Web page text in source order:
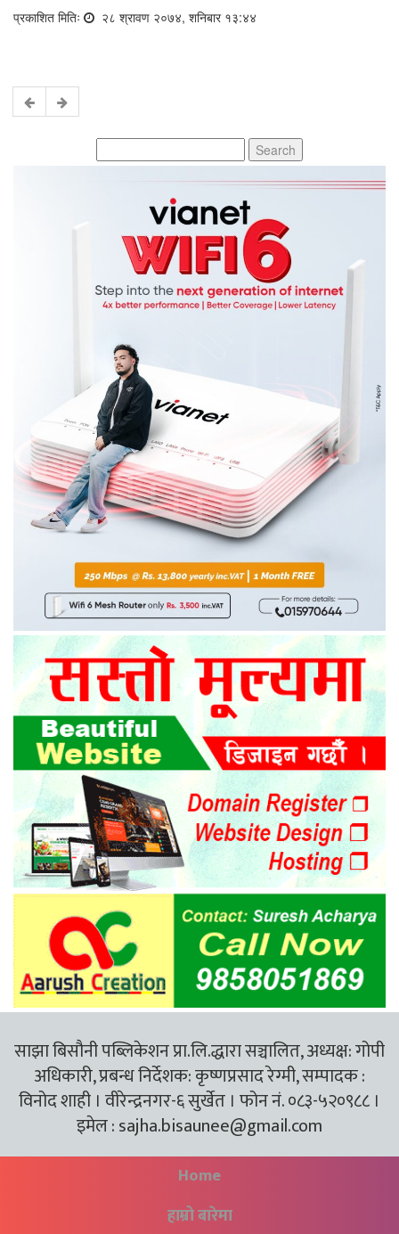
प्रकाशित मितिः २८ श्रावण २०७४, शनिबार १३:४४
for:
साझा बिसौनी पब्लिकेशन प्रा.लि.द्धारा सञ्चालित, अध्यक्ष: गोपी
अधिकारी, प्रबन्ध निर्देशक: कृष्णप्रसाद रेग्मी, सम्पादक :
विनोद शाही । वीरेन्द्रनगर-६ सुर्खेत । फोन नं. ०८३-५२०९८८ ।
इमेल :sajha.bisaunee@gmail.com
Home
हाम्रो बारेमा